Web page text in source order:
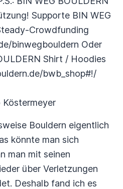
Supporte BIN WEG
Crowdfunding
binwegbouldern Oder
Shirt / Hoodies
bwb_shop#!/
Köstermeyer
Bouldern eigentlich
könnte man sich
man mit seinen
über Verletzungen
Deshalb fand ich es